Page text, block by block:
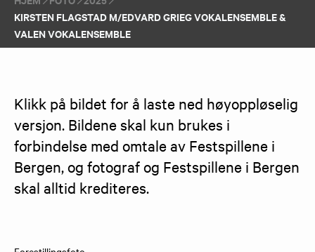
KIRSTEN FLAGSTAD M/EDVARD GRIEG VOKALENSEMBLE &
VALEN VOKALENSEMBLE
Klikk på bildet for å laste ned høyoppløselig
versjon. Bildene skal kun brukes i
forbindelse med omtale av Festspillene i
Bergen, og fotograf og Festspillene i Bergen
skal alltid krediteres.